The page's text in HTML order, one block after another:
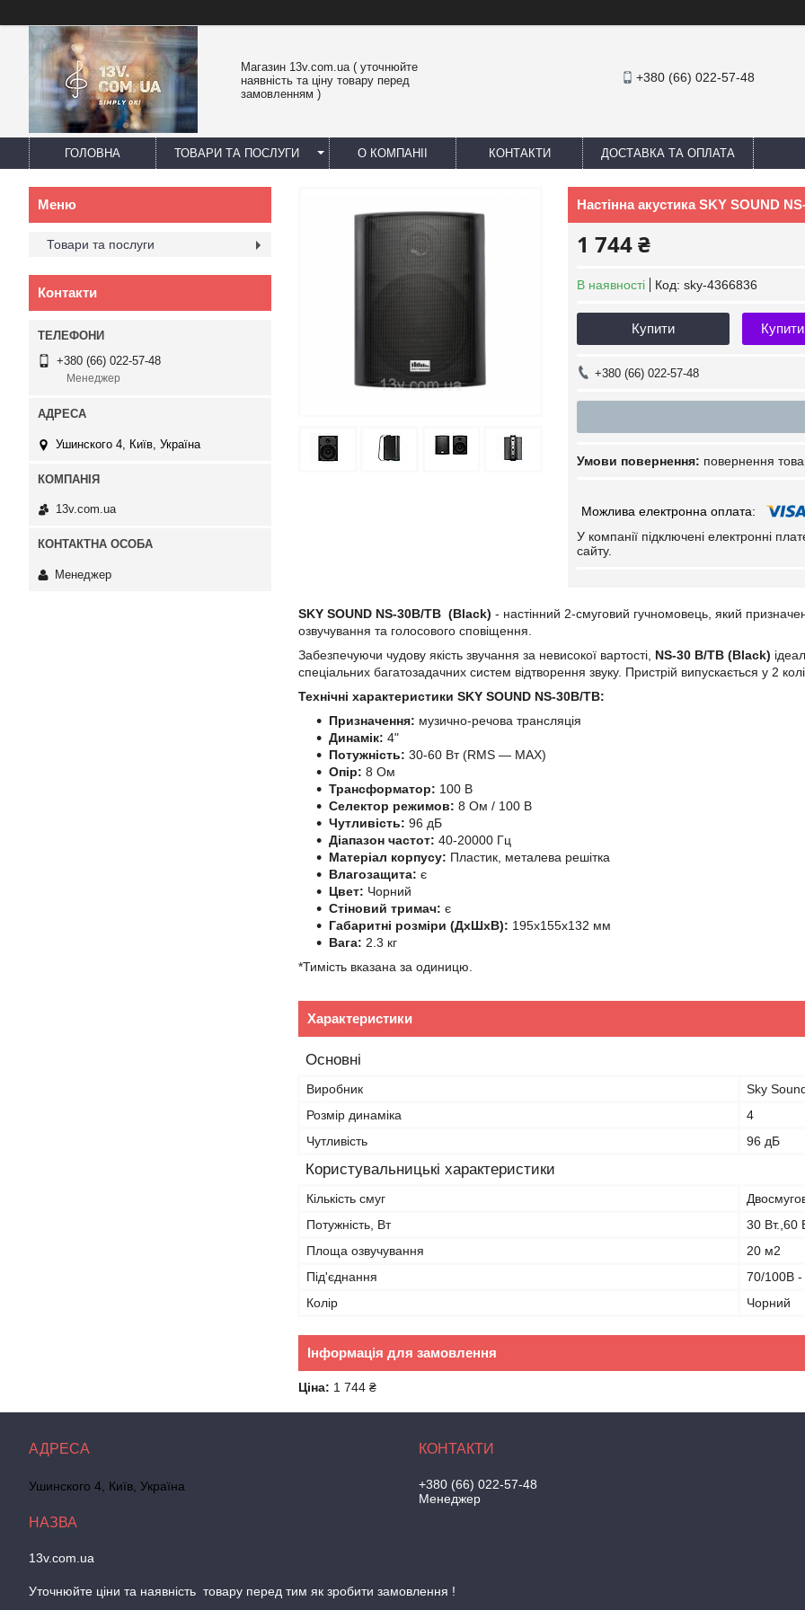
Магазин 13v.com.ua ( уточнюйте
наявність та ціну товару перед
замовленням )
+380 (66) 022-57-48
ГОЛОВНА ТОВАРИ ТА ПОСЛУГИ О КОМПАНІІ КОНТАКТИ ДОСТАВКА ТА ОПЛАТА
Настінна акустика SKY SOUND
1 744 ₴
В наявності Код: sky-4366836
Купити
+380 (66) 022-57-48
повернення
У компанії підключені електронні
сайту.
SKY SOUND NS-30B/TB (Black) - настінний 2-смуговий гучномовець, який
озвучування та голосового сповіщення.
Забезпечуючи чудову якість звучання за невисокої вартості, NS-30 B/TB (Black)
спеціальних багатозадачних систем відтворення звуку. Пристрій випускається у 2
Технічні характеристики SKY SOUND NS-30B/TB:
Призначення: музично-речова трансляція
Динамік: 4"
Потужність: 30-60 Вт (RMS — MAX)
Опір: 8 Oм
Трансформатор: 100 В
Селектор режимов: 8 Oм / 100 В
Чутливість: 96 дБ
Діапазон частот: 40-20000 Гц
Матеріал корпусу: Пластик, металева решітка
Влагозащита: є
Цвет: Чорний
Стіновий тримач: є
Габаритні розміри (ДхШхВ): 195х155х132 мм
Вага: 2.3 кг
*Тимість вказана за одиницю.
Характеристики
Основні
Виробник
Sky
Розмір динаміка
4
Чутливість
96 дБ
Користувальницькі характеристики
Кількість смуг
Потужність, Вт
30 Вт.,60
Площа озвучування
20 м2
Під'єднання
70/100В
Колір
Чорний
Інформація для замовлення
Ціна: 1 744 ₴
Товари та послуги
Контакти
+380 (66) 022-57-48
Менеджер
Ушинского 4, Київ, Україна
13v.com.ua
Менеджер
Ушинского 4, Київ, Україна
13v.com.ua
+380 (66) 022-57-48
Менеджер
Уточнюйте цiни та наявнiсть товару перед тим як зробити замовлення !